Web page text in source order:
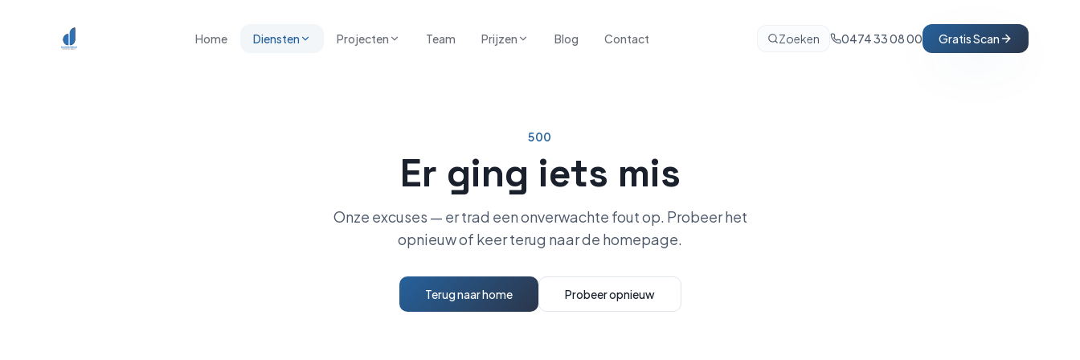
Home Diensten Projecten Team Prijzen Blog Contact Zoeken 0474 33 08 00 Gratis Scan
500
Er ging iets mis
Onze excuses — er trad een onverwachte fout op. Probeer het
opnieuw of keer terug naar de homepage.
Terug naar home Probeer opnieuw